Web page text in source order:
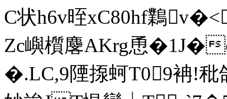
C状h6v晊xC80hf鸈
Zc嶼櫍麐AKrg恿�1J�
�.LC,9陻揼蚵T09袡!